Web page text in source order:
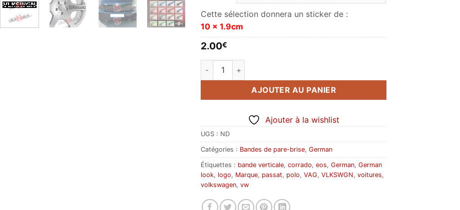
Cette sélection donnera un sticker de :
10 x 1.9cm
2.00€
quantité de VLKSWGN Volkswagen barré cadre
AJOUTER AU PANIER
Ajouter à la wishlist
UGS : ND
Catégories : Bandes de pare-brise,German
Étiquettes : bande verticale,corrado,eos,German,German
look, logo, Marque, passat, polo,VAG,VLKSWGN,voitures,
volkswagen,vw